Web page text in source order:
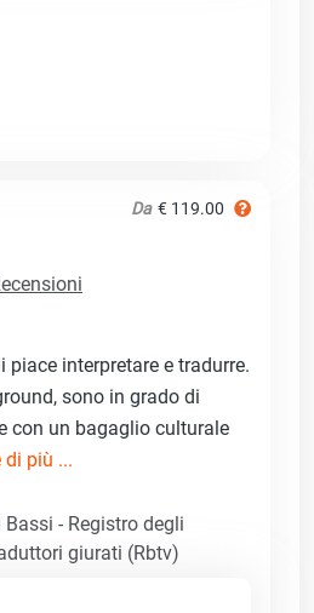
Da € 119.00
piace interpretare e tradurre.
sono in grado di
con un bagaglio culturale
di più ...
- Registro degli
giurati (Rbtv)